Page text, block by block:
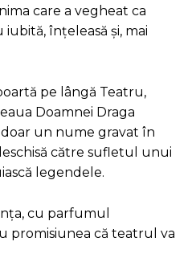
care a vegheat ca
iubită, înțeleasă și, mai
pe lângă Teatru,
Doamnei Draga
un nume gravat în
către sufletul unui
legendele.
cu parfumul
promisiunea că teatrul va